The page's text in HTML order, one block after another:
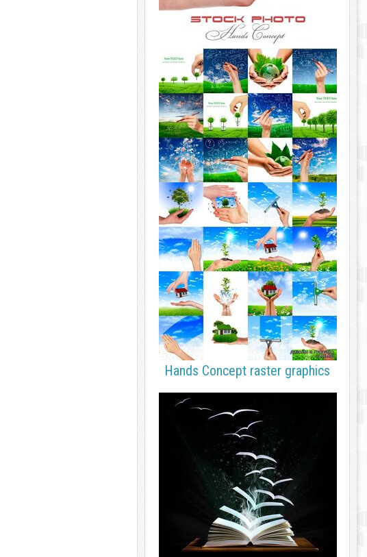
Hands Concept raster graphics